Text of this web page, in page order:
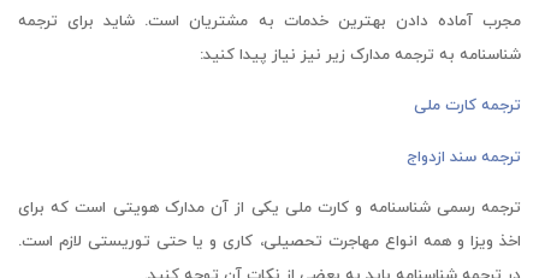
مجرب آماده دادن بهترین خدمات به مشتریان است. شاید برای ترجمه
شناسنامه به ترجمه مدارک زیر نیز نیاز پیدا کنید:
ترجمه کارت ملی
ترجمه سند ازدواج
ترجمه رسمی شناسنامه و کارت ملی یکی از آن مدارک هویتی است که برای
اخذ ویزا و همه انواع مهاجرت تحصیلی، کاری و یا حتی توریستی لازم است.